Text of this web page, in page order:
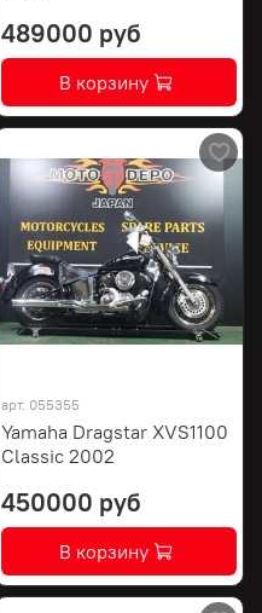
489000 руб
В корзину
арт. 055355
Yamaha Dragstar XVS1100
Classic 2002
450000 руб
В корзину